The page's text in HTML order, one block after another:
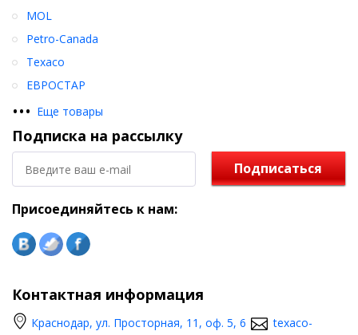
••• Еще товары
MOL
Petro-Canada
Texaco
ЕВРОСТАР
Подписка на рассылку
Подписаться
Присоединяйтесь к нам:
Контактная информация
Краснодар, ул. Просторная, 11, оф. 5, 6
texaco-